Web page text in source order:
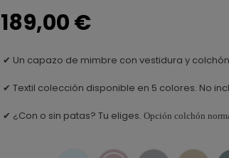
189,00 €
✔ Un capazo de mimbre con vestidura y
✔ Textil colección disponible en 5 colores. No
✔ ¿Con o sin patas? Tu eliges. Opción colchón